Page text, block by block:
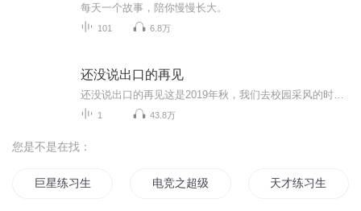
每天一个故事，陪你慢慢长大。
101 6.8万
还没说出口的再见
1 43.8万
您是不是在找：
巨星练习生 电竞之超级练习生 天才练习生我家